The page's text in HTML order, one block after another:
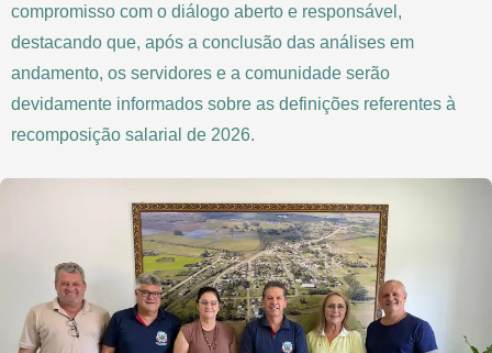
compromisso com o diálogo aberto e responsável,
destacando que, após a conclusão das análises em
andamento, os servidores e a comunidade serão
devidamente informados sobre as definições referentes à
recomposição salarial de 2026.